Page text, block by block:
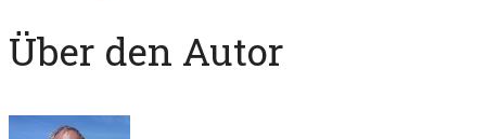
Über den Autor